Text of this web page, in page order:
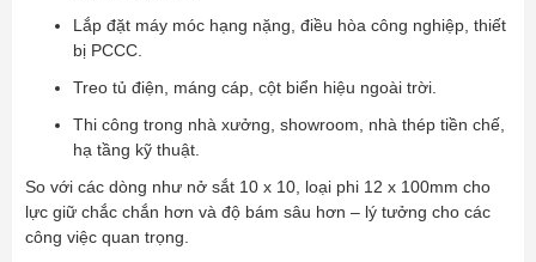
Lắp đặt máy móc hạng nặng, điều hòa công nghiệp, thiết
bị PCCC.
Treo tủ điện, máng cáp, cột biển hiệu ngoài trời.
Thi công trong nhà xưởng, showroom, nhà thép tiền chế,
hạ tầng kỹ thuật.
So với các dòng như nở sắt 10 x 10, loại phi 12 x 100mm cho
lực giữ chắc chắn hơn và độ bám sâu hơn – lý tưởng cho các
công việc quan trọng.